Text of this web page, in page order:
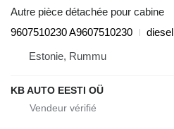
Autre pièce détachée pour cabine
9607510230 A9607510230
diesel
Estonie, Rummu
KB AUTO EESTI OÜ